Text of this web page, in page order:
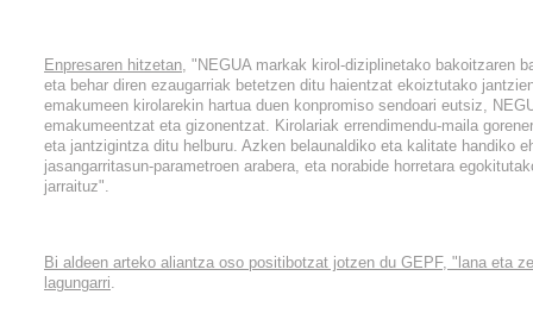
Enpresaren hitzetan, "NEGUA markak kirol-diziplinetako bakoitzaren
eta behar diren ezaugarriak betetzen ditu haientzat ekoiztutako
emakumeen kirolarekin hartua duen konpromiso sendoari eutsiz,
emakumeentzat eta gizonentzat. Kirolariak errendimendu-maila
eta jantzigintza ditu helburu. Azken belaunaldiko eta kalitate handiko
jasangarritasun-parametroen arabera, eta norabide horretara
jarraituz".
Bi aldeen arteko aliantza oso positibotzat jotzen du GEPF, "lana eta
lagungarri.